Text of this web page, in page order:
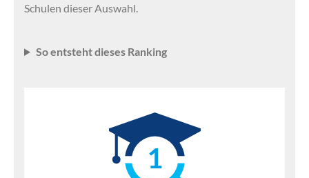
Schulen dieser Auswahl.
So entsteht dieses Ranking
1